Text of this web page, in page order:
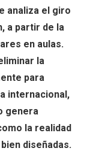
analiza el giro
a partir de la
en aulas.
la
para
internacional,
genera
la realidad
diseñadas.